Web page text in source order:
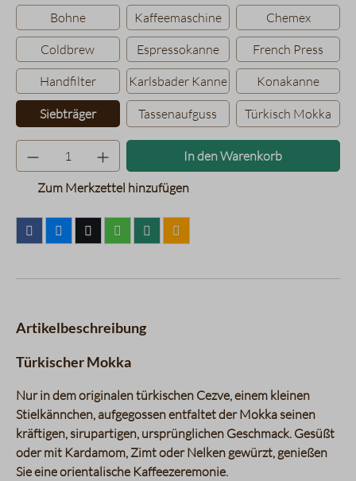
Bohne
Kaffeemaschine
Chemex
Coldbrew
Espressokanne
French Press
Handfilter
Karlsbader Kanne Konakanne
Siebträger Tassenaufguss Türkisch Mokka
Produkt Anzahl: Gib den
In den Warenkorb
Zum Merkzettel hinzufügen
Artikelbeschreibung
Türkischer Mokka
Nur in dem originalen türkischen Cezve, einem kleinen
Stielkännchen, aufgegossen entfaltet der Mokka seinen
kräftigen, sirupartigen, ursprünglichen Geschmack. Gesüßt
oder mit Kardamom, Zimt oder Nelken gewürzt, genießen
Sie eine orientalische Kaffeezeremonie.